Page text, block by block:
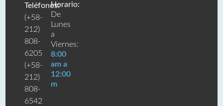
Teléfonos:
(+58-
212)
808-
6205
(+58-
212)
808-
6542
Horario:
De
Lunes
a
Viernes:
8:00
am a
12:00
m